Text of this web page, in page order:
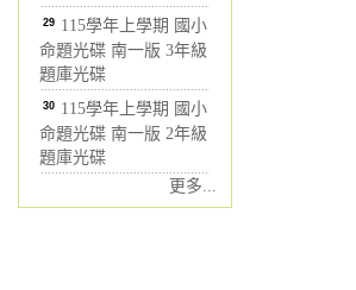
29 115學年上學期 國小
命題光碟 南一版 3年級
題庫光碟
30 115學年上學期 國小
命題光碟 南一版 2年級
題庫光碟
更多...